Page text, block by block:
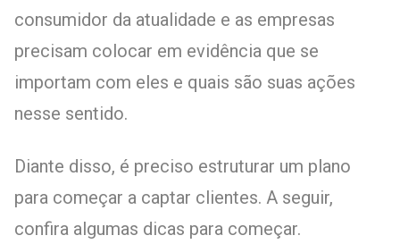
consumidor da atualidade e as empresas
precisam colocar em evidência que se
importam com eles e quais são suas ações
nesse sentido.
Diante disso, é preciso estruturar um plano
para começar a captar clientes. A seguir,
confira algumas dicas para começar.